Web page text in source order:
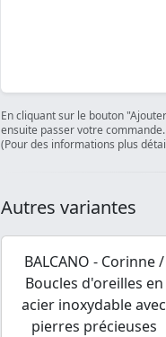
En cliquant sur le bouton
ensuite passer votre commande.
(Pour des informations plus
Autres variantes
BALCANO - Corinne /
Boucles d'oreilles en
acier inoxydable avec
pierres précieuses